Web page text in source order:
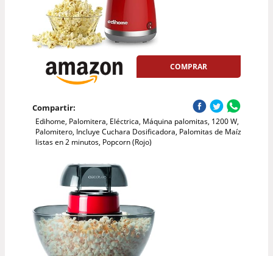
COMPRAR
Compartir:
Edihome, Palomitera, Eléctrica, Máquina palomitas, 1200 W,
Palomitero, Incluye Cuchara Dosificadora, Palomitas de Maíz
listas en 2 minutos, Popcorn (Rojo)